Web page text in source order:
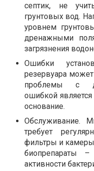
септик, не
грунтовых вод.
уровнем
дренажными
загрязнения
Ошибки
резервуара
проблемы с
ошибкой является
основание.
Обслуживание.
требует
фильтры и
биопрепараты
активности